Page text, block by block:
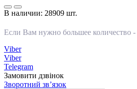
В наличии: 28909 шт.
Если Вам нужно большее количество -
Viber
Viber
Telegram
Замовити дзвінок
Зворотний зв’язок